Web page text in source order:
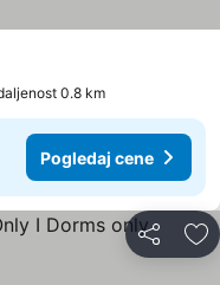
0.8 km
Pogledaj cene
Deli